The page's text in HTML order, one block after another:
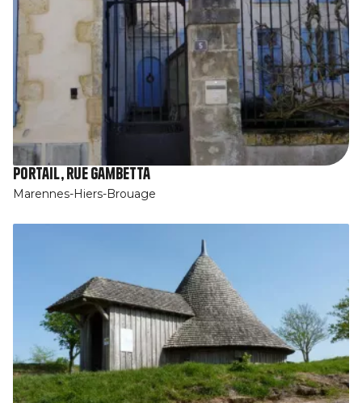
Portail, rue Gambetta
Marennes-Hiers-Brouage